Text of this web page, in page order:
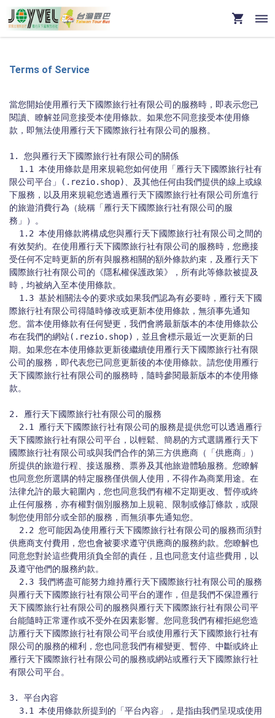
Terms of Service
當您開始使用雁行天下國際旅行社有限公司的服務時，即表示您已
閱讀、瞭解並同意接受本使用條款。如果您不同意接受本使用條
款，即無法使用雁行天下國際旅行社有限公司的服務。
1. 您與雁行天下國際旅行社有限公司的關係
限公司平台」(.rezio.shop)、及其他任何由我們提供的線上或線
下服務，以及用來規範您透過雁行天下國際旅行社有限公司所進行
的旅遊消費行為（統稱「雁行天下國際旅行社有限公司的服
務」）。
有效契約。在使用雁行天下國際旅行社有限公司的服務時，您應接
受任何不定時更新的所有與服務相關的額外條款約束，及雁行天下
國際旅行社有限公司的《隱私權保護政策》，所有此等條款被提及
時，均被納入至本使用條款。
際旅行社有限公司得隨時修改或更新本使用條款，無須事先通知
您。當本使用條款有任何變更，我們會將最新版本的本使用條款公
布在我們的網站(.rezio.shop)，並且會標示最近一次更新的日
期。如果您在本使用條款更新後繼續使用雁行天下國際旅行社有限
公司的服務，即代表您已同意更新後的本使用條款。請您使用雁行
天下國際旅行社有限公司的服務時，隨時參閱最新版本的本使用條
款。
2. 雁行天下國際旅行社有限公司的服務
天下國際旅行社有限公司平台，以輕鬆、簡易的方式選購雁行天下
國際旅行社有限公司或與我們合作的第三方供應商（「供應商」）
所提供的旅遊行程、接送服務、票券及其他旅遊體驗服務。您瞭解
也同意您所選購的特定服務僅供個人使用，不得作為商業用途。在
法律允許的最大範圍內，您也同意我們有權不定期更改、暫停或終
止任何服務，亦有權對個別服務加上規範、限制或修訂條款，或限
制您使用部分或全部的服務，而無須事先通知您。
供應商支付費用，您也會被要求遵守供應商的服務約款。您瞭解也
同意您對於這些費用須負全部的責任，且也同意支付這些費用，以
及遵守他們的服務約款。
與雁行天下國際旅行社有限公司平台的運作，但是我們不保證雁行
天下國際旅行社有限公司的服務與雁行天下國際旅行社有限公司平
台能隨時正常運作或不受外在因素影響。您同意我們有權拒絕您造
訪雁行天下國際旅行社有限公司平台或使用雁行天下國際旅行社有
限公司的服務的權利，您也同意我們有權變更、暫停、中斷或終止
雁行天下國際旅行社有限公司的服務或網站或雁行天下國際旅行社
有限公司平台。
3. 平台內容